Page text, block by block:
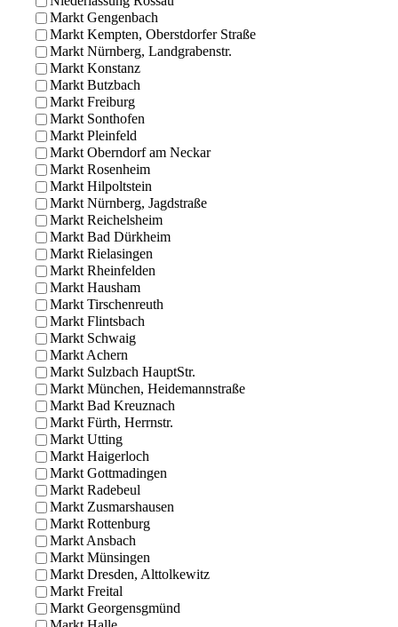
Markt Gengenbach
Markt Kempten, Oberstdorfer Straße
Markt Nürnberg, Landgrabenstr.
Markt Konstanz
Markt Butzbach
Markt Freiburg
Markt Sonthofen
Markt Pleinfeld
Markt Oberndorf am Neckar
Markt Rosenheim
Markt Hilpoltstein
Markt Nürnberg, Jagdstraße
Markt Reichelsheim
Markt Bad Dürkheim
Markt Rielasingen
Markt Rheinfelden
Markt Hausham
Markt Tirschenreuth
Markt Flintsbach
Markt Schwaig
Markt Achern
Markt Sulzbach HauptStr.
Markt München, Heidemannstraße
Markt Bad Kreuznach
Markt Fürth, Herrnstr.
Markt Utting
Markt Haigerloch
Markt Gottmadingen
Markt Radebeul
Markt Zusmarshausen
Markt Rottenburg
Markt Ansbach
Markt Münsingen
Markt Dresden, Alttolkewitz
Markt Freital
Markt Georgensgmünd